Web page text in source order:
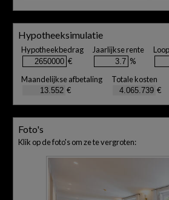
Hypotheeksimulatie
Hypotheekbedrag
€
Jaarlijkse rente
%
Maandelijkse afbetaling
€
Totale kosten
€
Foto's
Klik op de foto's om ze te vergroten: